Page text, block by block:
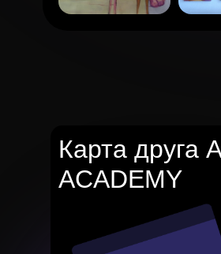
Карта друга
ACADEMY